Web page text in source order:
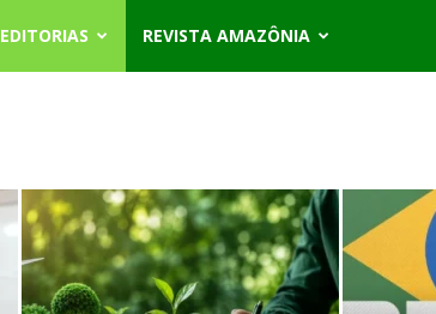
EDITORIAS REVISTA AMAZÔNIA